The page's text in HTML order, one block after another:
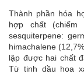
Thành phần hóa
hợp chất (chiếm
sesquiterpene:
himachalene
lập được hai chất
Từ tinh dầu hoa